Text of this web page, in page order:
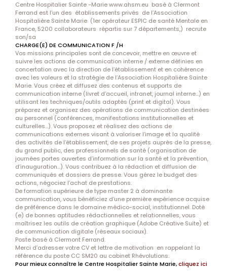
Centre Hospitalier Sainte -Marie www.ahsm.eu basé à Clermont
Ferrand est l’un des établissements privés de l’Association
Hospitalière Sainte Marie (1er opérateur ESPIC de santé Mentale en
France, 5200 collaborateurs répartis sur 7 départements,) recrute
son/sa
CHARGE(E) DE COMMUNICATION F /H
Vos missions principales sont de concevoir, mettre en œuvre et
suivre les actions de communication interne / externe définies en
concertation avec la direction de l’établissement et en cohérence
avec les valeurs et la stratégie de l’Association Hospitalière Sainte
Marie. Vous créez et diffusez des contenus et supports de
communication interne (livret d’accueil, intranet, journal interne…) en
utilisant les techniques/outils adaptés (print et digital). Vous
préparez et organisez des opérations de communication destinées
au personnel (conférences, manifestations institutionnelles et
culturelles…). Vous proposez et réalisez des actions de
communications externes visant à valoriser l’image et la qualité
des activités de l’établissement, de ses projets auprès de la presse,
du grand public, des professionnels de santé (organisation de
journées portes ouvertes d’information sur la santé et la prévention,
d’inauguration…). Vous contribuez à la rédaction et diffusion de
communiqués et dossiers de presse. Vous gérez le budget des
actions, négociez l’achat de prestations.
De formation supérieure de type master 2 à dominante
communication, vous bénéficiez d’une première expérience acquise
de préférence dans le domaine médico-social, institutionnel. Doté
(e) de bonnes aptitudes rédactionnelles et relationnelles, vous
maîtrisez les outils de création graphique (Adobe Créative Suite) et
de communication digitale (réseaux sociaux).
Poste basé à Clermont Ferrand.
Merci d’adresser votre CV et lettre de motivation en rappelant la
référence du poste CC SM20 au cabinet Rhévolutions.
Pour mieux connaître le Centre Hospitalier Sainte Marie,cliquez ici